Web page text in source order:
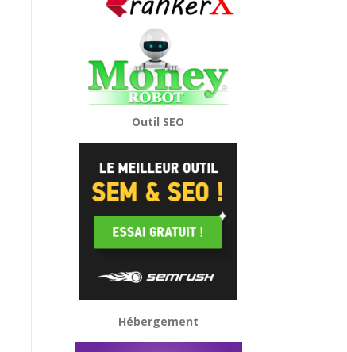
Outil SEO
Hébergement